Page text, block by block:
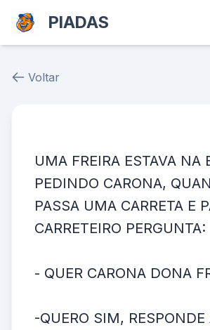
PIADAS
Voltar
UMA FREIRA ESTAVA NA
PEDINDO CARONA,
PASSA UMA CARRETA E
CARRETEIRO PERGUNTA:
- QUER CARONA DONA
-QUERO SIM, RESPONDE